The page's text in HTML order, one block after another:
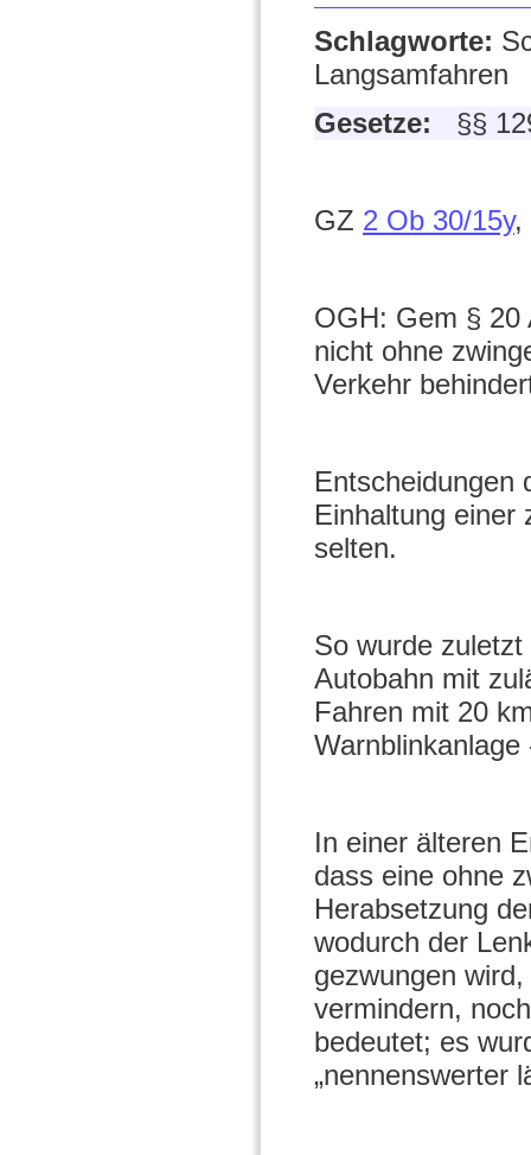
Schlagworte:
Langsamfahren
Gesetze:
§§
GZ 2 Ob 30/15y,
OGH: Gem § 20
nicht ohne
Verkehr
Entscheidungen
Einhaltung einer
selten.
So wurde
Autobahn mit
Fahren mit 20
In einer älteren
dass eine ohne
Herabsetzung
wodurch der
gezwungen
vermindern,
bedeutet; es
„nennenswerter